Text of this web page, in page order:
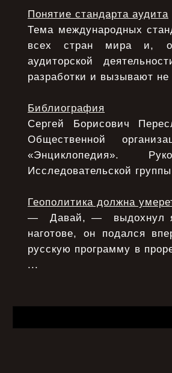
Понятие стандарта аудита
Тема международных
всех стран мира и,
аудиторской
разработки и вызывают не
Библиография
Сергей Борисович
Общественной
«Энциклопедия».
Исследовательской
Геополитика должна
— Давай, — выдохнул я,
наготове, он подался
русскую программу в
...